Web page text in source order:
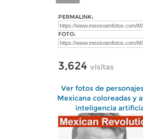
PERMALINK:
FOTO:
3,624 visitas
Ver fotos de
Mexicana coloreadas y
inteligencia